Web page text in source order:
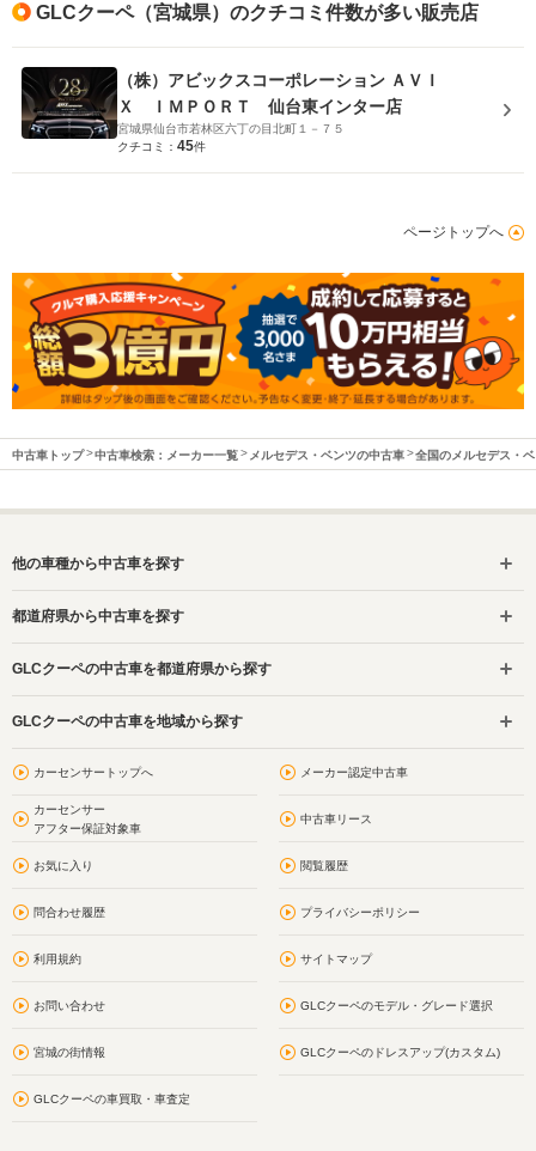
GLCクーペ（宮城県）のクチコミ件数が多い販売店
（株）アビックスコーポレーション ＡＶＩ
Ｘ ＩＭＰＯＲＴ 仙台東インター店
宮城県仙台市若林区六丁の目北町１－７５
クチコミ： 45件
ページトップへ
中古車トップ 中古車検索：メーカー一覧 メルセデス・ベンツの中古車 全国のメルセデス・
他の車種から中古車を探す
都道府県から中古車を探す
GLCクーペの中古車を都道府県から探す
GLCクーペの中古車を地域から探す
カーセンサートップへ メーカー認定中古車
カーセンサー
アフター保証対象車
中古車リース
お気に入り 閲覧履歴
問合わせ履歴 プライバシーポリシー
利用規約 サイトマップ
お問い合わせ GLCクーペのモデル・グレード選択
宮城の街情報 GLCクーペのドレスアップ(カスタム)
GLCクーペの車買取・車査定